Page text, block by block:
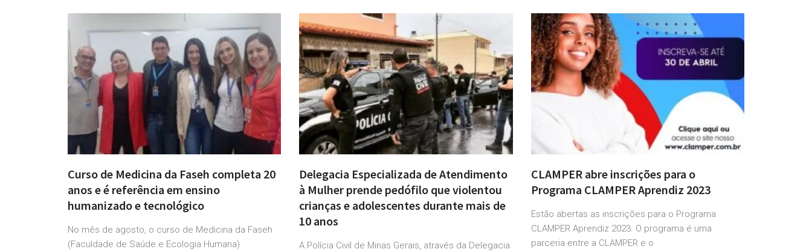
Curso de Medicina da Faseh completa 20
anos e é referência em ensino
humanizado e tecnológico
No mês de agosto, o curso de Medicina da Faseh
(Faculdade de Saúde e Ecologia Humana)
Delegacia Especializada de Atendimento
à Mulher prende pedófilo que violentou
crianças e adolescentes durante mais de
10 anos
A Polícia Civil de Minas Gerais, através da Delegacia
CLAMPER abre inscrições para o
Programa CLAMPER Aprendiz 2023
Estão abertas as inscrições para o Programa
CLAMPER Aprendiz 2023. O programa é uma
parceria entre a CLAMPER e o